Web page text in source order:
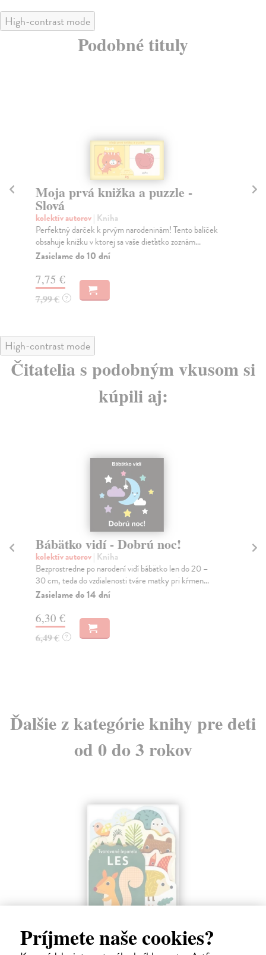
Príjmete naše cookies?
High-contrast mode
Podobné tituly
Moja prvá knižka a puzzle -
Slová
kolektív autorov| Kniha
Perfektný darček k prvým narodeninám! Tento balíček
obsahuje knižku v ktorej sa vaše dieťatko zoznám...
Zasielame do 10 dní
7,75 €
7,99 € ?
High-contrast mode
Čitatelia s podobným vkusom si
kúpili aj:
Bábätko vidí - Dobrú noc!
kolektív autorov| Kniha
Bezprostredne po narodení vidí bábätko len do 20 –
30 cm, teda do vzdialenosti tváre matky pri kŕmen...
Zasielame do 14 dní
6,30 €
6,49 € ?
Ďalšie z kategórie knihy pre deti
od 0 do 3 rokov
Les - Tvarované leporelo
Payne Sally| Kniha